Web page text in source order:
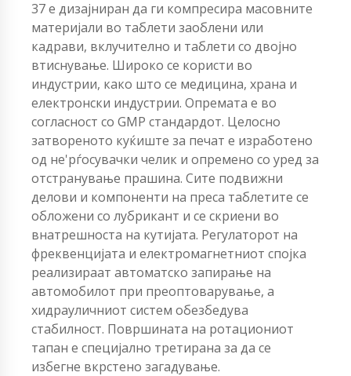
37 е дизајниран да ги компресира масовните
материјали во таблети заоблени или
кадрави, вклучително и таблети со двојно
втиснување. Широко се користи во
индустрии, како што се медицина, храна и
електронски индустрии. Опремата е во
согласност со GMP стандардот. Целосно
затвореното куќиште за печат е изработено
од не'рѓосувачки челик и опремено со уред за
отстранување прашина. Сите подвижни
делови и компоненти на преса таблетите се
обложени со лубрикант и се скриени во
внатрешноста на кутијата. Регулаторот на
фреквенцијата и електромагнетниот спојка
реализираат автоматско запирање на
автомобилот при преоптоварување, а
хидрауличниот систем обезбедува
стабилност. Површината на ротациониот
тапан е специјално третирана за да се
избегне вкрстено загадување.